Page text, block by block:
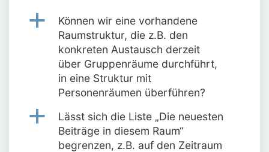
a
Können wir eine vorhandene
Raumstruktur, die z.B. den
konkreten Austausch derzeit
über Gruppenräume durchführt,
in eine Struktur mit
Personenräumen überführen?
a
Lässt sich die Liste „Die neuesten
Beiträge in diesem Raum“
begrenzen, z.B. auf den Zeitraum